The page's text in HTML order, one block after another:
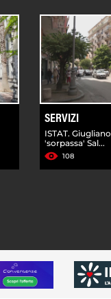
SERVIZI
ISTAT. Giugliano
'sorpassa' Sal...
108